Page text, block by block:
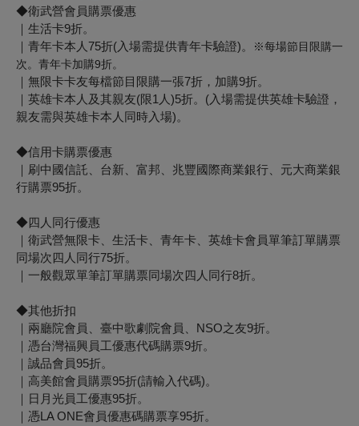
◆衛武營會員購票優惠
｜生活卡9折。
｜青年卡本人75折(入場需提供青年卡驗證)。
※每場節目限購一
次。青年卡加購9折。
｜無限卡卡友每檔節目限購一張7折，加購9折。
｜英雄卡本人及其親友(限1人)5折。(入場需提供英雄卡驗證，
親友需與英雄卡本人同時入場)。
◆信用卡購票優惠
｜刷中國信託、台新、富邦、兆豐國際商業銀行、元大商業銀
行購票95折。
◆四人同行優惠
｜衛武營無限卡、生活卡、青年卡、英雄卡會員單筆訂單購票
同場次四人同行75折。
｜一般觀眾單筆訂單購票同場次四人同行8折。
◆其他折扣
｜兩廳院會員、臺中歌劇院會員、NSO之友9折。
｜憑台灣福興員工優惠代碼購票9折。
｜誠品會員95折。
｜高美館會員購票95折(請輸入代碼)。
｜日月光員工優惠95折。
｜憑LA ONE會員優惠碼購票享95折。